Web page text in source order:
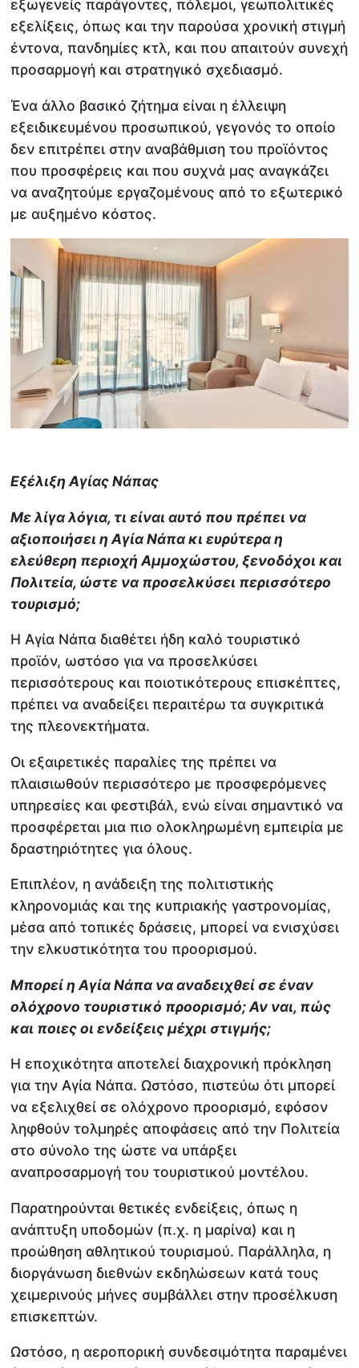
εξωγενείς παράγοντες, πόλεμοι, γεωπολιτικές
εξελίξεις, όπως και την παρούσα χρονική στιγμή
έντονα, πανδημίες κτλ, και που απαιτούν συνεχή
προσαρμογή και στρατηγικό σχεδιασμό.
Ένα άλλο βασικό ζήτημα είναι η έλλειψη
εξειδικευμένου προσωπικού, γεγονός το οποίο
δεν επιτρέπει στην αναβάθμιση του προϊόντος
που προσφέρεις και που συχνά μας αναγκάζει
να αναζητούμε εργαζομένους από το εξωτερικό
με αυξημένο κόστος.
Εξέλιξη Αγίας Νάπας
Με λίγα λόγια, τι είναι αυτό που πρέπει να
αξιοποιήσει η Αγία Νάπα κι ευρύτερα η
ελεύθερη περιοχή Αμμοχώστου, ξενοδόχοι και
Πολιτεία, ώστε να προσελκύσει περισσότερο
τουρισμό;
Η Αγία Νάπα διαθέτει ήδη καλό τουριστικό
προϊόν, ωστόσο για να προσελκύσει
περισσότερους και ποιοτικότερους επισκέπτες,
πρέπει να αναδείξει περαιτέρω τα συγκριτικά
της πλεονεκτήματα.
Οι εξαιρετικές παραλίες της πρέπει να
πλαισιωθούν περισσότερο με προσφερόμενες
υπηρεσίες και φεστιβάλ, ενώ είναι σημαντικό να
προσφέρεται μια πιο ολοκληρωμένη εμπειρία με
δραστηριότητες για όλους.
Επιπλέον, η ανάδειξη της πολιτιστικής
κληρονομιάς και της κυπριακής γαστρονομίας,
μέσα από τοπικές δράσεις, μπορεί να ενισχύσει
την ελκυστικότητα του προορισμού.
Μπορεί η Αγία Νάπα να αναδειχθεί σε έναν
ολόχρονο τουριστικό προορισμό; Αν ναι, πώς
και ποιες οι ενδείξεις μέχρι στιγμής;
Η εποχικότητα αποτελεί διαχρονική πρόκληση
για την Αγία Νάπα. Ωστόσο, πιστεύω ότι μπορεί
να εξελιχθεί σε ολόχρονο προορισμό, εφόσον
ληφθούν τολμηρές αποφάσεις από την Πολιτεία
στο σύνολο της ώστε να υπάρξει
αναπροσαρμογή του τουριστικού μοντέλου.
Παρατηρούνται θετικές ενδείξεις, όπως η
ανάπτυξη υποδομών (π.χ. η μαρίνα) και η
προώθηση αθλητικού τουρισμού. Παράλληλα, η
διοργάνωση διεθνών εκδηλώσεων κατά τους
χειμερινούς μήνες συμβάλλει στην προσέλκυση
επισκεπτών.
Ωστόσο, η αεροπορική συνδεσιμότητα παραμένει